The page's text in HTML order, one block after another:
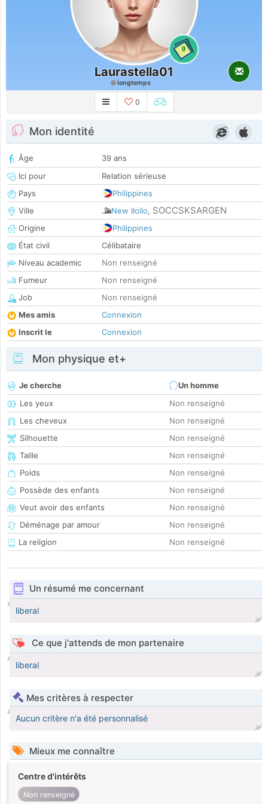
0
Laurastella01
longtemps
0
Mon identité
Âge
39 ans
Ici pour
Relation sérieuse
Pays
Philippines
Ville
New Iloilo, SOCCSKSARGEN
Origine
Philippines
État civil
Célibataire
Niveau academic
Non renseigné
Fumeur
Non renseigné
Job
Non renseigné
Mes amis
Connexion
Inscrit le
Connexion
Mon physique et+
Je cherche
Un homme
Les yeux
Non renseigné
Les cheveux
Non renseigné
Silhouette
Non renseigné
Taille
Non renseigné
Poids
Non renseigné
Possède des enfants
Non renseigné
Veut avoir des enfants
Non renseigné
Déménage par amour
Non renseigné
La religion
Non renseigné
Un résumé me concernant
liberal
Ce que j'attends de mon partenaire
liberal
Mes critères à respecter
Aucun critère n'a été personnalisé
Mieux me connaître
Centre d'intérêts
Non renseigné